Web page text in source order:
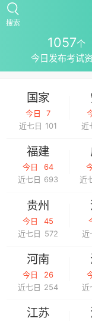
搜索
1057个
今日发布考试
国家
今日
7
近七日 101
近
福建
今日
64
近七日 693
近
贵州
今日
45
近七日 572
近
河南
今日
26
近七日 254
近
江苏